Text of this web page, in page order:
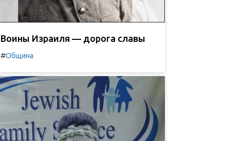
Воины Израиля — дорога славы
#Община